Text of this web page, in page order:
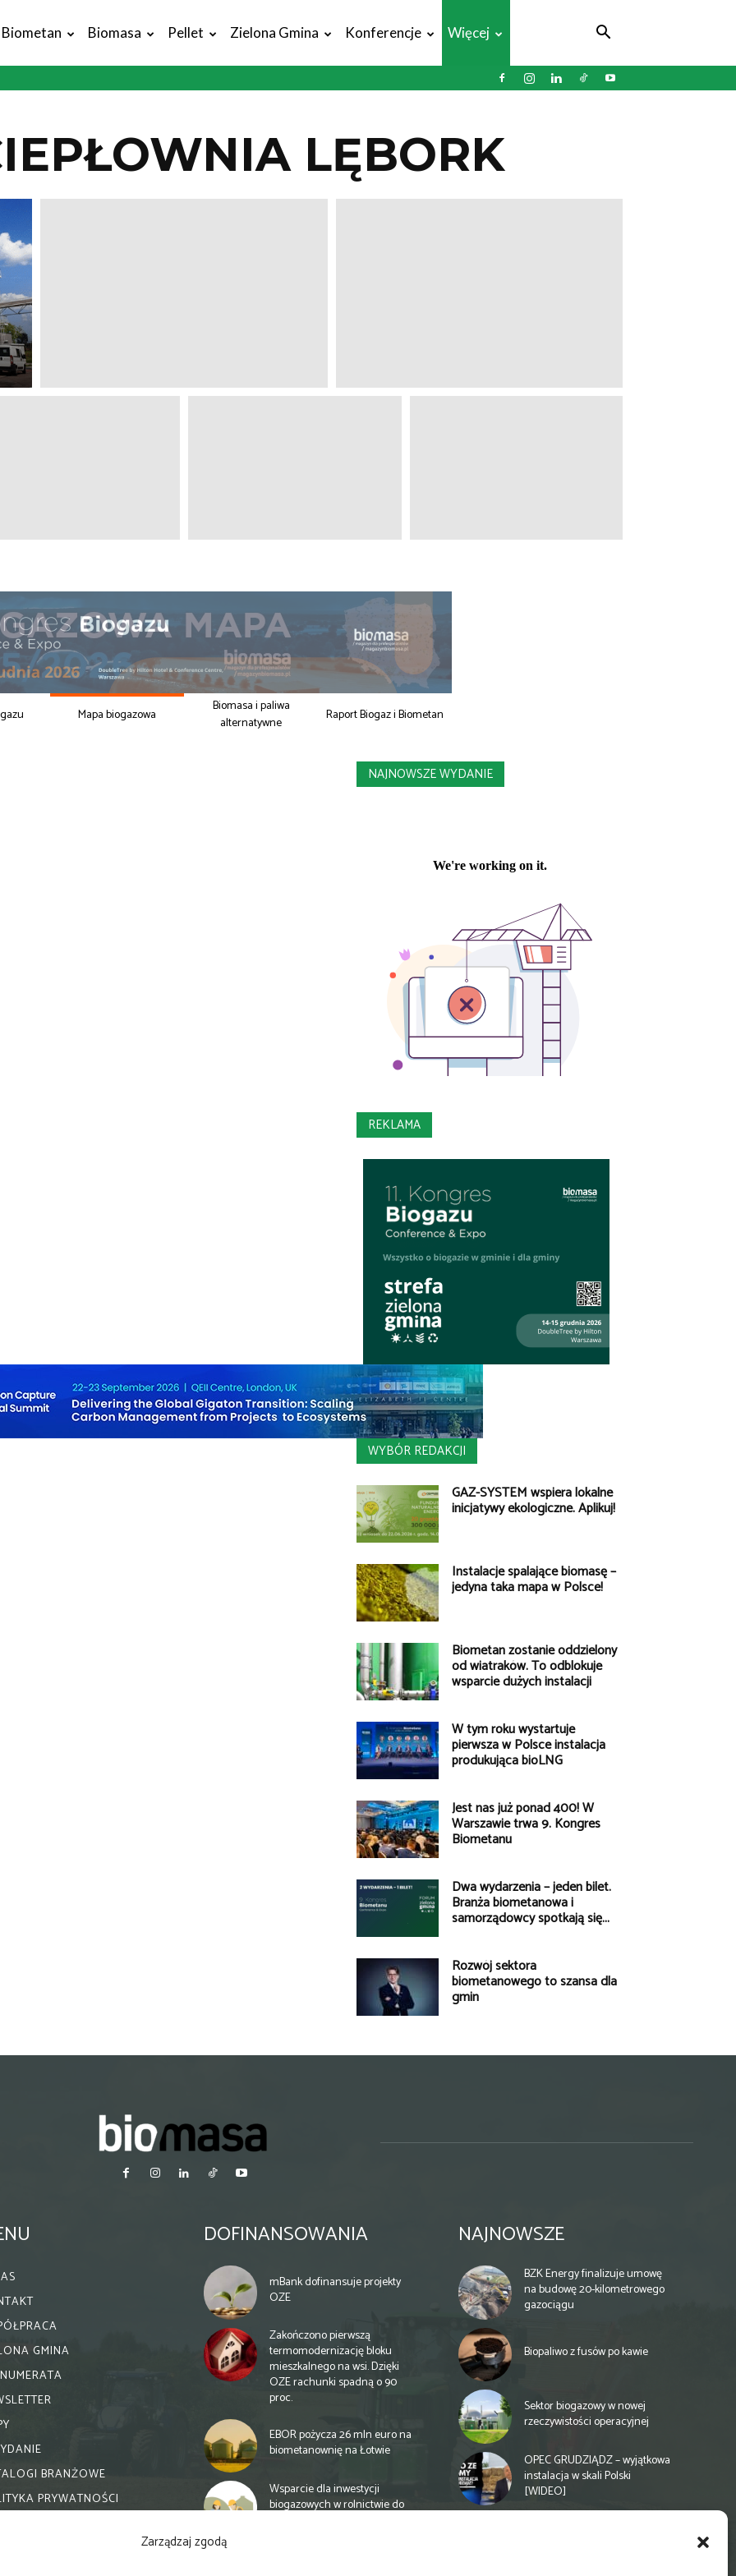
Zarządzaj zgodą
Biometan Biomasa Pellet Zielona Gmina Konferencje Więcej
LĘBORK
Mapa biogazowa
Biomasa i paliwa
alternatywne
Raport Biogaz i Biometan
NAJNOWSZE WYDANIE
REKLAMA
WYBÓR REDAKCJI
GAZ-SYSTEM wspiera lokalne
inicjatywy ekologiczne. Aplikuj!
Instalacje spalające biomasę –
jedyna taka mapa w Polsce!
Biometan zostanie oddzielony
od wiatraków. To odblokuje
wsparcie dużych instalacji
W tym roku wystartuje
pierwsza w Polsce instalacja
produkująca bioLNG
Jest nas już ponad 400! W
Warszawie trwa 9. Kongres
Biometanu
Dwa wydarzenia – jeden bilet.
Branża biometanowa i
samorządowcy spotkają się...
Rozwój sektora
biometanowego to szansa dla
gmin
GMINA
BRANŻOWE
PRYWATNOŚCI
DOFINANSOWANIA
mBank dofinansuje projekty
OZE
Zakończono pierwszą
termomodernizację bloku
mieszkalnego na wsi. Dzięki
OZE rachunki spadną o 90
proc.
EBOR pożycza 26 mln euro na
biometanownię na Łotwie
Wsparcie dla inwestycji
biogazowych w rolnictwie do
NAJNOWSZE
BZK Energy finalizuje umowę
na budowę 20-kilometrowego
gazociągu
Biopaliwo z fusów po kawie
Sektor biogazowy w nowej
rzeczywistości operacyjnej
OPEC GRUDZIĄDZ – wyjątkowa
instalacja w skali Polski
[WIDEO]